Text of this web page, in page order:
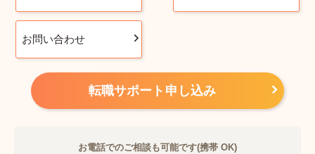
お問い合わせ
転職サポート申し込み
お電話でのご相談も可能です(携帯 OK)